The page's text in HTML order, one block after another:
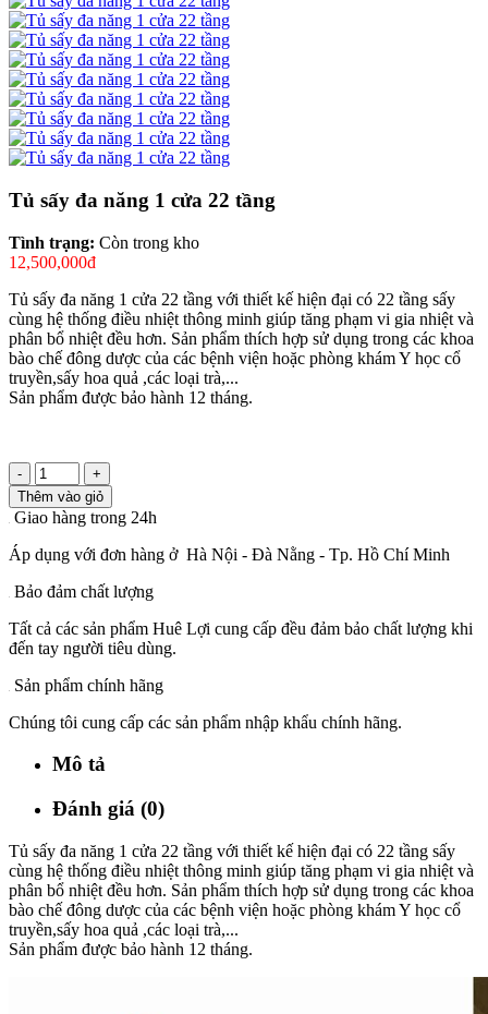
Tủ sấy đa năng 1 cửa 22 tầng
Tình trạng: Còn trong kho
12,500,000đ
Tủ sấy đa năng 1 cửa 22 tầng với thiết kế hiện đại có 22 tầng sấy
cùng hệ thống điều nhiệt thông minh giúp tăng phạm vi gia nhiệt và
phân bổ nhiệt đều hơn. Sản phẩm thích hợp sử dụng trong các khoa
bào chế đông dược của các bệnh viện hoặc phòng khám Y học cổ
truyền,sấy hoa quả ,các loại trà,...
Sản phẩm được bảo hành 12 tháng.
-
+
Thêm vào giỏ
Giao hàng trong 24h
Áp dụng với đơn hàng ở Hà Nội - Đà Nằng - Tp. Hồ Chí Minh
Bảo đảm chất lượng
Tất cả các sản phẩm Huê Lợi cung cấp đều đảm bảo chất lượng khi
đến tay người tiêu dùng.
Sản phẩm chính hãng
Chúng tôi cung cấp các sản phẩm nhập khẩu chính hãng.
Mô tả
Đánh giá (0)
Tủ sấy đa năng 1 cửa 22 tầng với thiết kế hiện đại có 22 tầng sấy
cùng hệ thống điều nhiệt thông minh giúp tăng phạm vi gia nhiệt và
phân bổ nhiệt đều hơn. Sản phẩm thích hợp sử dụng trong các khoa
bào chế đông dược của các bệnh viện hoặc phòng khám Y học cổ
truyền,sấy hoa quả ,các loại trà,...
Sản phẩm được bảo hành 12 tháng.